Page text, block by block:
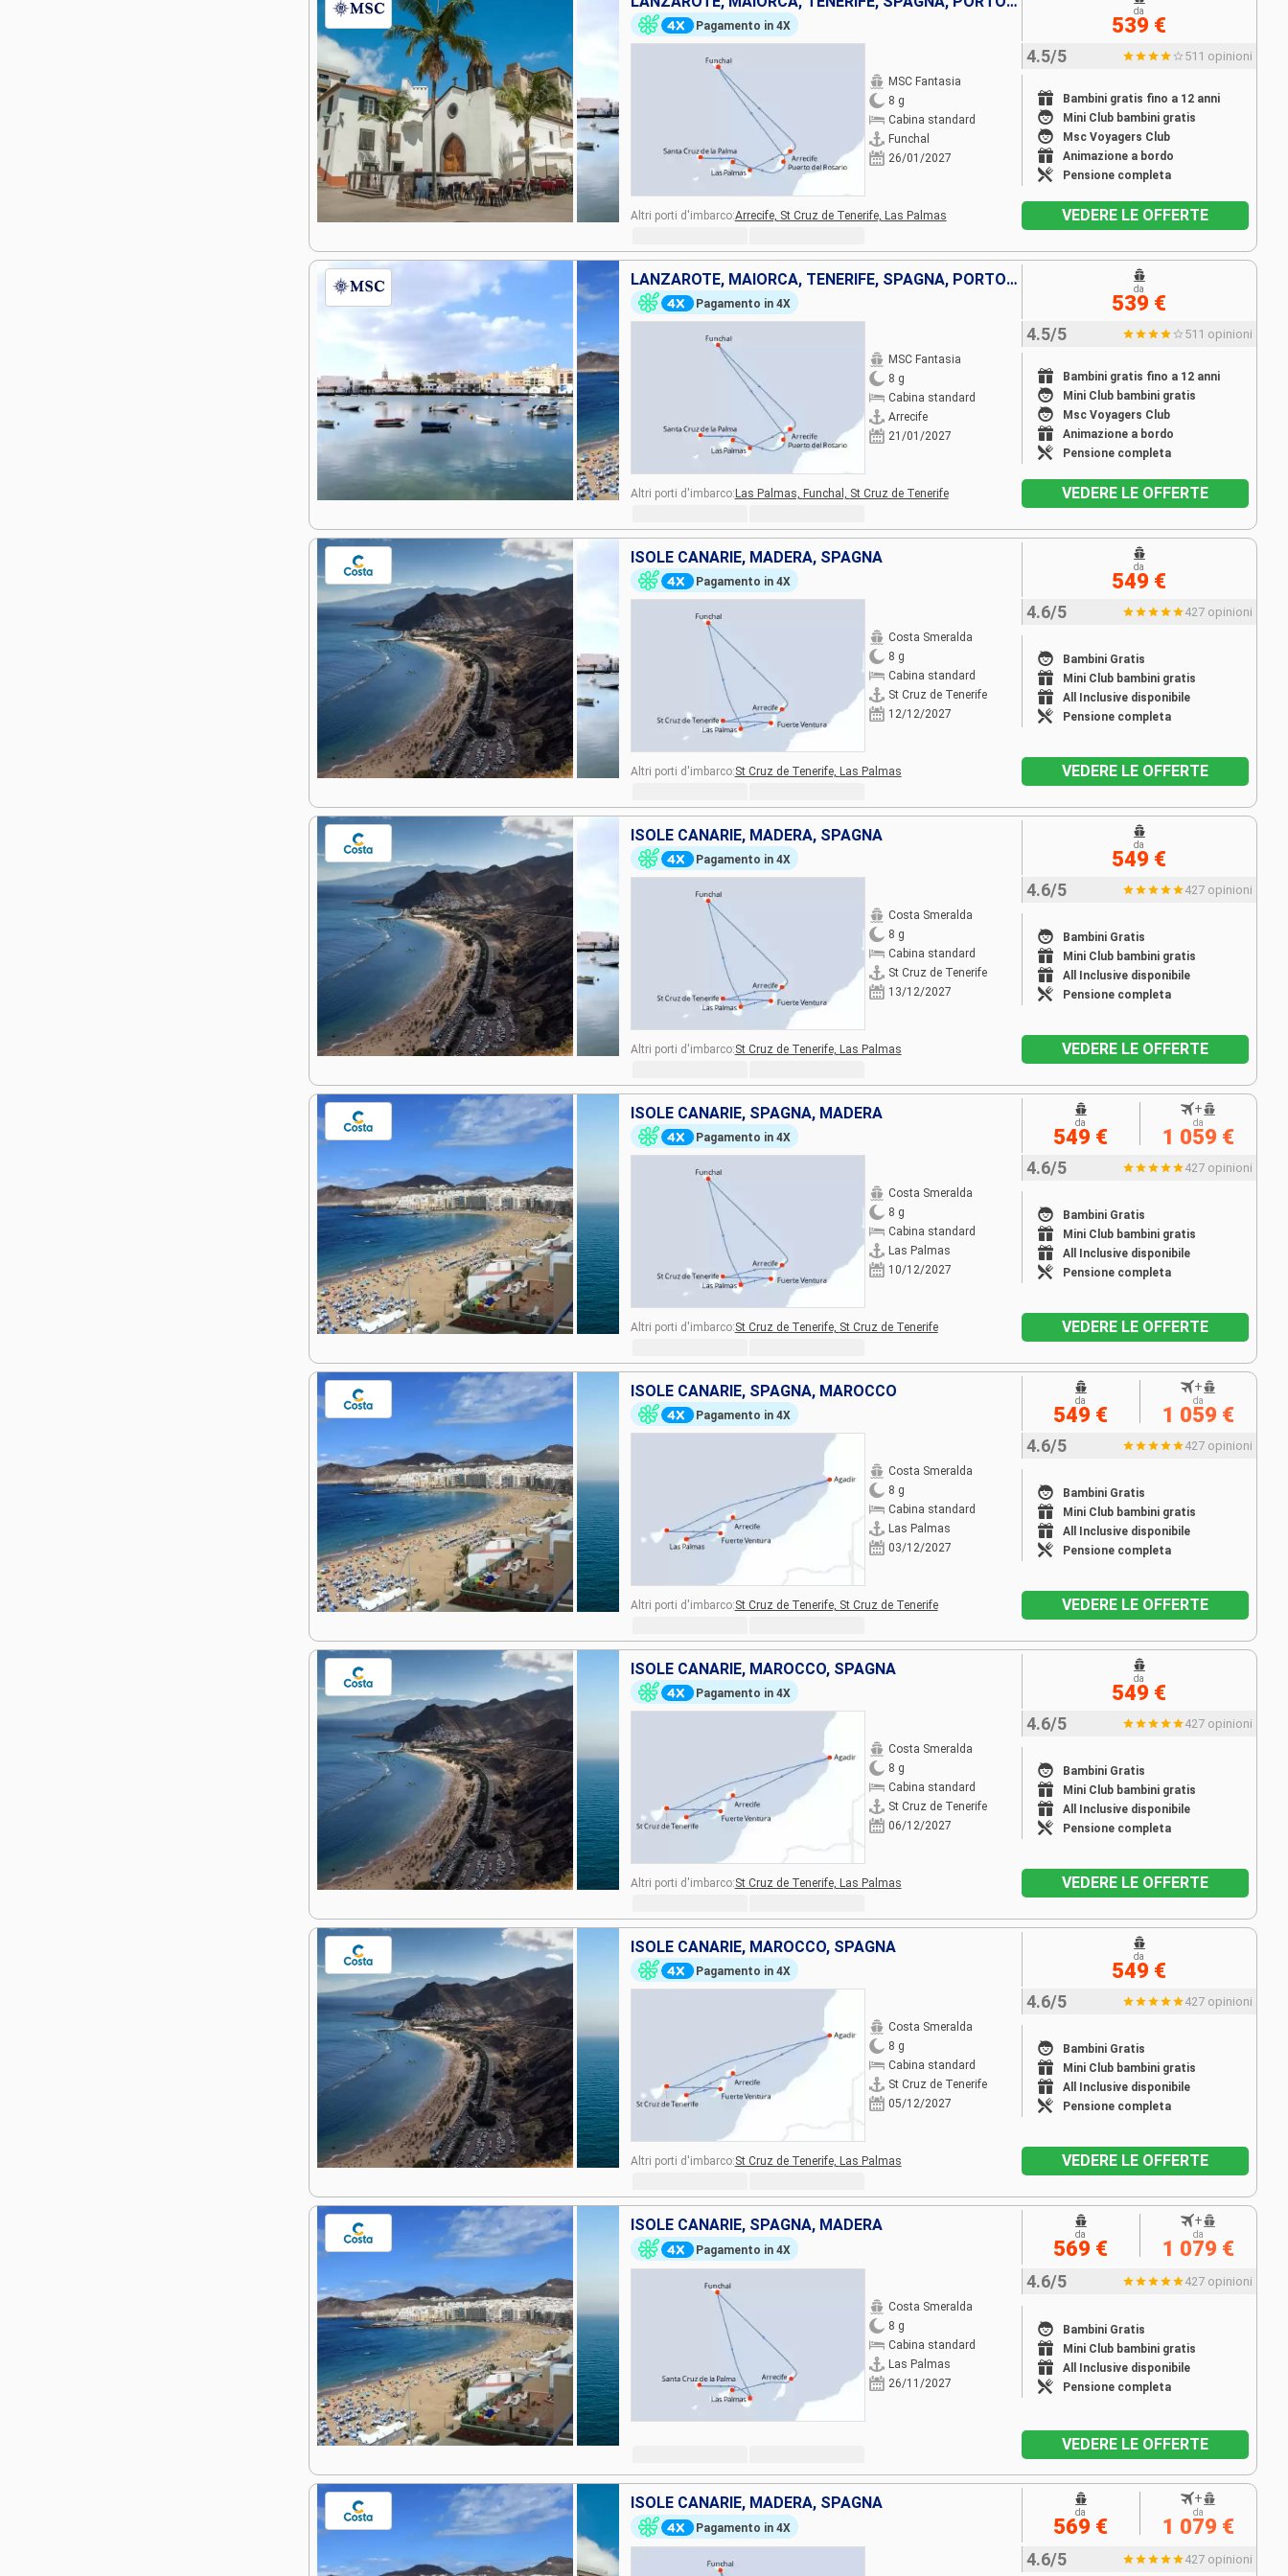
Pagamento in 4X
MSC Fantasia
8 g
Cabina standard
Funchal
26/01/2027
4.5/5 511 opinioni
Bambini gratis fino a 12 anni
Mini Club bambini gratis
Msc Voyagers Club
Animazione a bordo
Pensione completa
da
539 €
Altri porti d'imbarco:Arrecife, St Cruz de Tenerife, Las Palmas VEDERE LE OFFERTE
LANZAROTE, MAIORCA, TENERIFE, SPAGNA, PORTOGALLO
Pagamento in 4X
MSC Fantasia
8 g
Cabina standard
Arrecife
21/01/2027
4.5/5 511 opinioni
Bambini gratis fino a 12 anni
Mini Club bambini gratis
Msc Voyagers Club
Animazione a bordo
Pensione completa
da
539 €
Altri porti d'imbarco:Las Palmas, Funchal, St Cruz de Tenerife VEDERE LE OFFERTE
ISOLE CANARIE, MADERA, SPAGNA
Pagamento in 4X
Costa Smeralda
8 g
Cabina standard
St Cruz de Tenerife
12/12/2027
4.6/5 427 opinioni
Bambini Gratis
Mini Club bambini gratis
All Inclusive disponibile
Pensione completa
da
549 €
Altri porti d'imbarco:St Cruz de Tenerife, Las Palmas VEDERE LE OFFERTE
ISOLE CANARIE, MADERA, SPAGNA
Pagamento in 4X
Costa Smeralda
8 g
Cabina standard
St Cruz de Tenerife
13/12/2027
4.6/5 427 opinioni
Bambini Gratis
Mini Club bambini gratis
All Inclusive disponibile
Pensione completa
da
549 €
Altri porti d'imbarco:St Cruz de Tenerife, Las Palmas VEDERE LE OFFERTE
ISOLE CANARIE, SPAGNA, MADERA
Pagamento in 4X
Costa Smeralda
8 g
Cabina standard
Las Palmas
10/12/2027
4.6/5 427 opinioni
Bambini Gratis
Mini Club bambini gratis
All Inclusive disponibile
Pensione completa
da
549 €
+
da
1 059 €
Altri porti d'imbarco:St Cruz de Tenerife, St Cruz de Tenerife VEDERE LE OFFERTE
ISOLE CANARIE, SPAGNA, MAROCCO
Pagamento in 4X
Costa Smeralda
8 g
Cabina standard
Las Palmas
03/12/2027
4.6/5 427 opinioni
Bambini Gratis
Mini Club bambini gratis
All Inclusive disponibile
Pensione completa
da
549 €
+
da
1 059 €
Altri porti d'imbarco:St Cruz de Tenerife, St Cruz de Tenerife VEDERE LE OFFERTE
ISOLE CANARIE, MAROCCO, SPAGNA
Pagamento in 4X
Costa Smeralda
8 g
Cabina standard
St Cruz de Tenerife
06/12/2027
4.6/5 427 opinioni
Bambini Gratis
Mini Club bambini gratis
All Inclusive disponibile
Pensione completa
da
549 €
Altri porti d'imbarco:St Cruz de Tenerife, Las Palmas VEDERE LE OFFERTE
ISOLE CANARIE, MAROCCO, SPAGNA
Pagamento in 4X
Costa Smeralda
8 g
Cabina standard
St Cruz de Tenerife
05/12/2027
4.6/5 427 opinioni
Bambini Gratis
Mini Club bambini gratis
All Inclusive disponibile
Pensione completa
da
549 €
Altri porti d'imbarco:St Cruz de Tenerife, Las Palmas VEDERE LE OFFERTE
ISOLE CANARIE, SPAGNA, MADERA
Pagamento in 4X
Costa Smeralda
8 g
Cabina standard
Las Palmas
26/11/2027
4.6/5 427 opinioni
Bambini Gratis
Mini Club bambini gratis
All Inclusive disponibile
Pensione completa
da
569 €
+
da
1 079 €
VEDERE LE OFFERTE
ISOLE CANARIE, MADERA, SPAGNA
Pagamento in 4X
4.6/5 427 opinioni
da
569 €
+
da
1 079 €